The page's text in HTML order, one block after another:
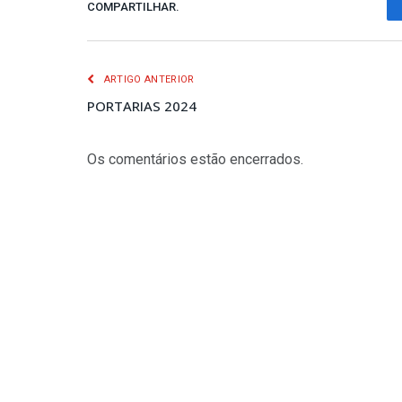
COMPARTILHAR.
ARTIGO ANTERIOR
PORTARIAS 2024
Os comentários estão encerrados.